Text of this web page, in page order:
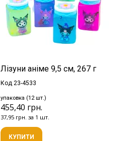
Лізуни аніме 9,5 см, 267 г
Код 23-4533
упаковка (12 шт.)
455,40 грн.
37,95 грн. за 1 шт.
КУПИТИ